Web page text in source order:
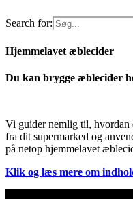
Search for:
Hjemmelavet æblecider
Du kan brygge æblecider
Vi guider nemlig til, hvordan
fra dit supermarked og
på netop hjemmelavet
Klik og læs mere om